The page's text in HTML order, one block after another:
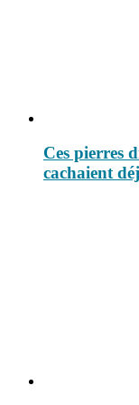
Ces pierres
cachaient